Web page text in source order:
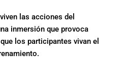
las acciones del
inmersión que provoca
los participantes vivan el